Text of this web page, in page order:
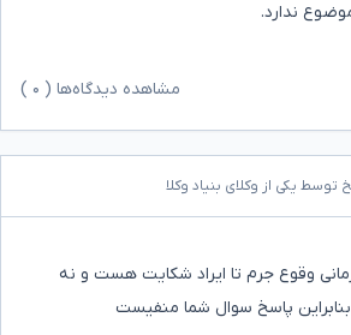
ندارد.
مشاهده دیدگاه‌ها ( ۰
توسط یکی از وکلای بنیاد وکلا
وقوع جرم تا ایراد شکایت هست و نه
پاسخ سوال شما منفیست